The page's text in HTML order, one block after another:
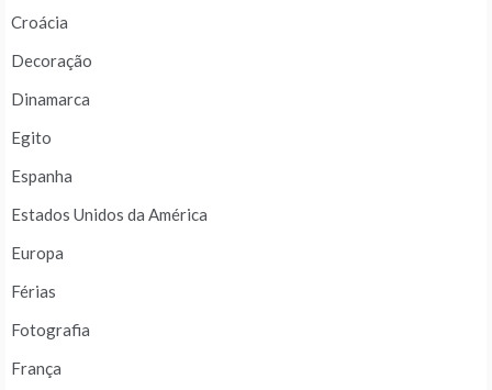
Croácia
Decoração
Dinamarca
Egito
Espanha
Estados Unidos da América
Europa
Férias
Fotografia
França